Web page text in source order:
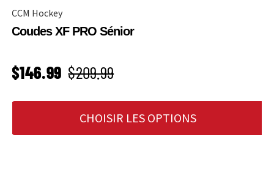
CCM Hockey
Coudes XF PRO Sénior
PRIX SOLDÉ
$146.99 Prix habituel
$209.99
CHOISIR LES OPTIONS